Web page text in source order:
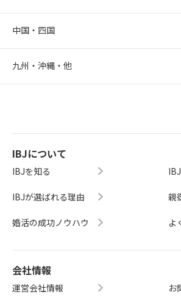
中国・四国
九州・沖縄・他
IBJについて
IBJを知る
IBJが選ばれる理由
婚活の成功ノウハウ
親
よ
会社情報
運営会社情報 お